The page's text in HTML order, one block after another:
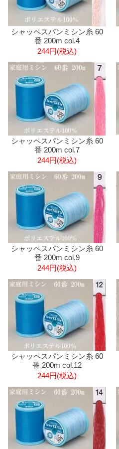
シャッペスパンミシン糸 60
番 200m col.4
244円(税込)
シャッペスパンミシン糸 60
番 200m col.7
244円(税込)
シャッペスパンミシン糸 60
番 200m col.9
244円(税込)
シャッペスパンミシン糸 60
番 200m col.12
244円(税込)